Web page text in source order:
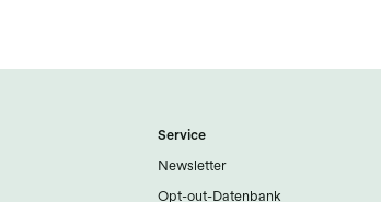
Service
Newsletter
Opt-out-Datenbank